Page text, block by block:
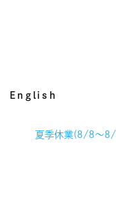
English
夏季休業(8/8～